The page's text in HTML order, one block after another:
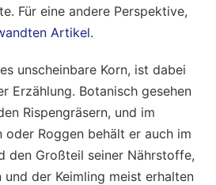
Für eine andere Perspektive,
Artikel.
unscheinbare Korn, ist dabei
Erzählung. Botanisch gesehen
Rispengräsern, und im
oder Roggen behält er auch im
den Großteil seiner Nährstoffe,
und der Keimling meist erhalten